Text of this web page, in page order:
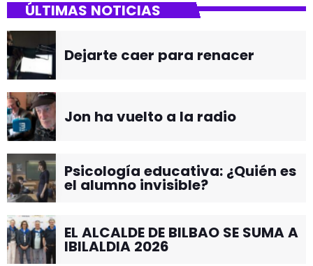
ÚLTIMAS NOTICIAS
Dejarte caer para renacer
Jon ha vuelto a la radio
Psicología educativa: ¿Quién es
el alumno invisible?
EL ALCALDE DE BILBAO SE SUMA A
IBILALDIA 2026